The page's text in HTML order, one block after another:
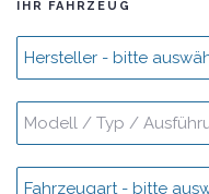
IHR FAHRZEUG